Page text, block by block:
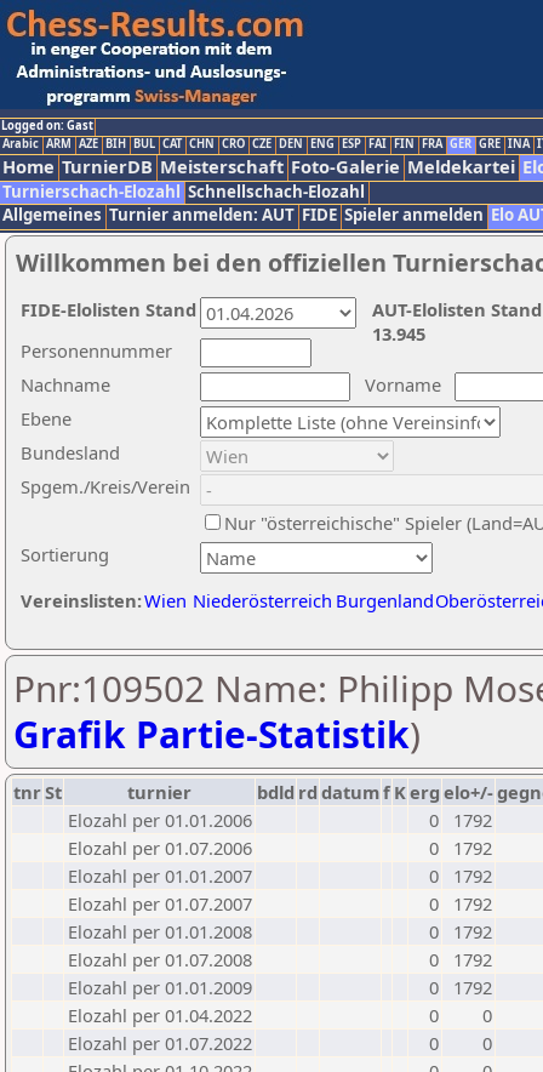
Logged on: Gast
Arabic ARM AZE BIH BUL CAT CHN CRO CZE DEN ENG ESP FAI FIN FRA GER GRE INA
Home TurnierDB Meisterschaft Foto-Galerie Meldekartei
Turnierschach-Elozahl Schnellschach-Elozahl
Allgemeines Turnier anmelden: AUT FIDE Spieler anmelden Elo
Willkommen bei den offiziellen
Nachname
Vorname
Ebene
Sortierung
Personennummer
Bundesland
Spgem./Kreis/Verein
Nur "österreichische" Spieler
Vereinslisten:Wien Niederösterreich Burgenland
AUT-Elolisten
13.945
FIDE-Elolisten Stand
Pnr:109502 Name: Philipp
Grafik Partie-Statistik)
tnrSt turnier bdld rd datumf Kerg elo+/-
Elozahl per 01.01.2006
0
1792
Elozahl per 01.07.2006
0
1792
Elozahl per 01.01.2007
0
1792
Elozahl per 01.07.2007
0
1792
Elozahl per 01.01.2008
0
1792
Elozahl per 01.07.2008
0
1792
Elozahl per 01.01.2009
0
1792
Elozahl per 01.04.2022
0
0
Elozahl per 01.07.2022
0
0